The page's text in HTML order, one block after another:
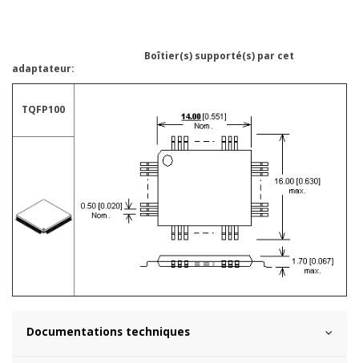
Boîtier(s) supporté(s) par cet
adaptateur:
TQFP100
Documentations techniques